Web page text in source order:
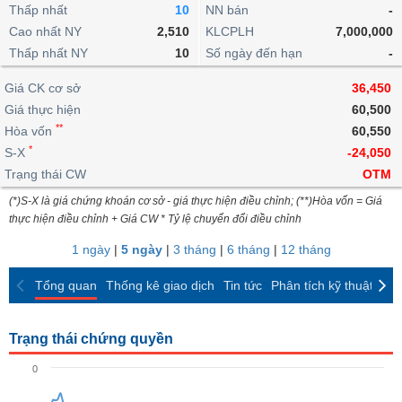
lỗ
dịch
nội
Niên
giám
Tài
liệu
cổ
Định
giá
ngoài
doanh
Top
cổ
phiếu
ngành
giao
dịch
dịch
Chứng
quyền
quan
Thống
giao
dịch
Thống
giao
dịch
Tin
tức
Phân
tích
kỹ
thuật
trực
tuyến
Bộ
lọc
cổ
So
sánh
Báo
cáo
Vĩ
mô
lai
Chứng
quyền
Trái
phiếu
IR
Awards
tạo
Dịch
vụ
Thấp nhất
10
Cao nhất NY
2,510
Thấp nhất NY
10
NN bán
-
KLCPLH
7,000,000
Số ngày đến hạn
-
Giá CK cơ sở
36,450
Giá thực hiện
60,500
Hòa vốn **
60,550
S-X *
-24,050
Trạng thái CW
OTM
(*)S-X là giá chứng khoán cơ sở - giá thực hiện điều chỉnh; (**)Hòa vốn = Giá
thực hiện điều chỉnh + Giá CW * Tỷ lệ chuyển đổi điều chỉnh
1 ngày| 5 ngày| 3 tháng | 6 tháng | 12 tháng
Tổng quan Thống kê giao dịch Tin tức Phân tích kỹ thuật
Trạng thái chứng quyền
0
BẤT
ĐỘNG
SẢN
TÀI
CHÍNH
HÀNG
KINH
GIỚI